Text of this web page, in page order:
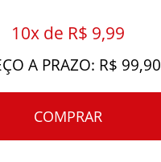
10x de R$ 9,99
A PRAZO: R$ 99,90
COMPRAR